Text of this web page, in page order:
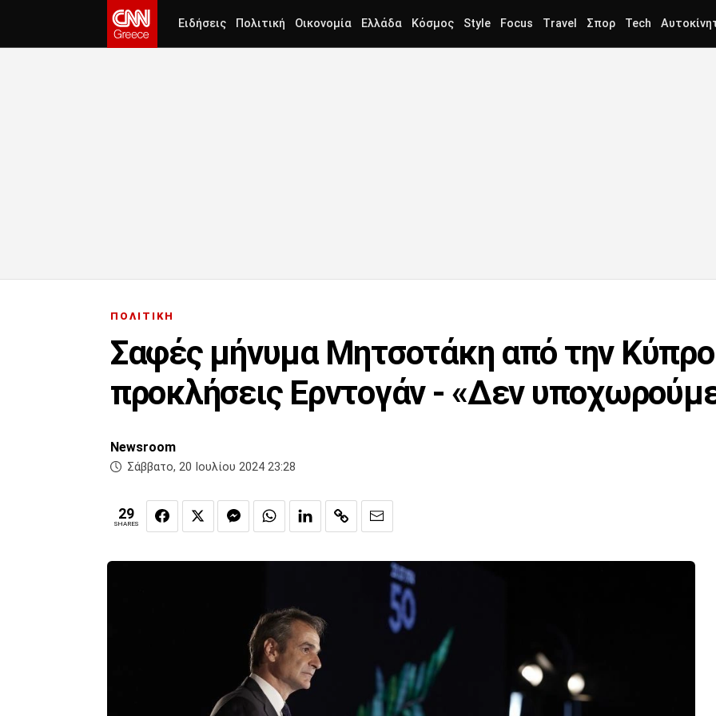
Ειδήσεις Πολιτική Οικονομία Ελλάδα Κόσμος Style Focus Travel Σπορ Tech
ΠΟΛΙΤΙΚΗ
Σαφές μήνυμα Μητσοτάκη από την Κύπρο
προκλήσεις Ερντογάν - «Δεν
Newsroom
Σάββατο, 20 Ιουλίου 2024 23:28
29
SHARES